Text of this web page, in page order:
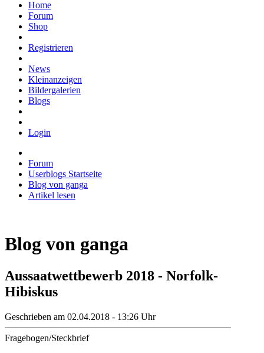
Home
Forum
Shop
Registrieren
News
Kleinanzeigen
Bildergalerien
Blogs
Login
Forum
Userblogs Startseite
Blog von ganga
Artikel lesen
Blog von ganga
Aussaatwettbewerb 2018 - Norfolk-
Hibiskus
Geschrieben am 02.04.2018 - 13:26 Uhr
Fragebogen/Steckbrief